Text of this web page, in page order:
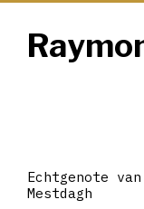
Echtgenote
Mestdagh